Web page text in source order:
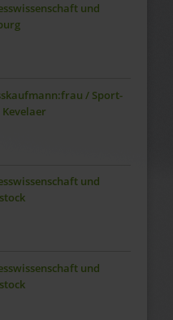
und
/ Sport-
und
und